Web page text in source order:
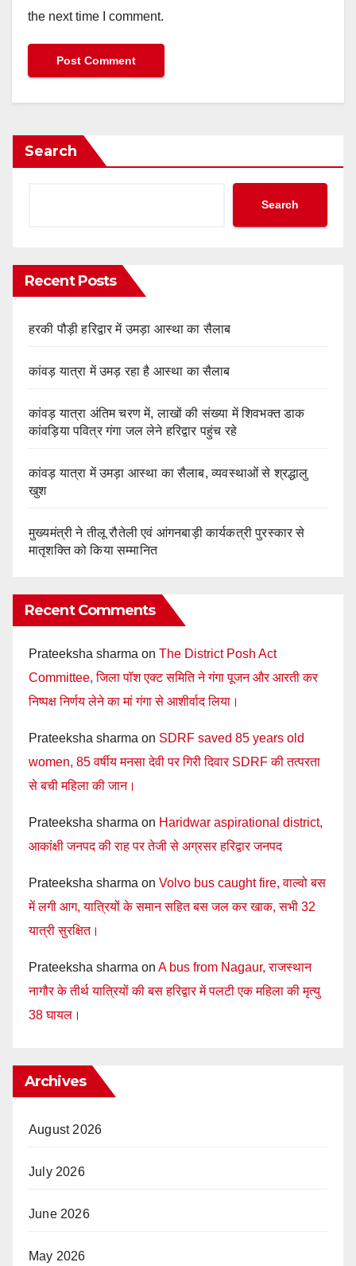
the next time I comment.
Search
Search
Recent Posts
हरकी पौड़ी हरिद्वार में उमड़ा आस्था का सैलाब
कांवड़ यात्रा में उमड़ रहा है आस्था का सैलाब
कांवड़ यात्रा अंतिम चरण में, लाखों की संख्या में शिवभक्त डाक
कांवड़िया पवित्र गंगा जल लेने हरिद्वार पहुंच रहे
कांवड़ यात्रा में उमड़ा आस्था का सैलाब, व्यवस्थाओं से श्रद्धालु
खुश
मुख्यमंत्री ने तीलू रौतेली एवं आंगनबाड़ी कार्यकत्री पुरस्कार से
मातृशक्ति को किया सम्मानित
Recent Comments
Prateeksha sharma on The District Posh Act
Committee, जिला पॉश एक्ट समिति ने गंगा पूजन और आरती कर
निष्पक्ष निर्णय लेने का मां गंगा से आशीर्वाद लिया।
Prateeksha sharma on SDRF saved 85 years old
women, 85 वर्षीय मनसा देवी पर गिरी दिवार SDRF की तत्परता
से बची महिला की जान।
Prateeksha sharma on Haridwar aspirational district,
आकांक्षी जनपद की राह पर तेजी से अग्रसर हरिद्वार जनपद
Prateeksha sharma on Volvo bus caught fire, वाल्वो बस
में लगी आग, यात्रियों के समान सहित बस जल कर खाक, सभी 32
यात्री सुरक्षित।
Prateeksha sharma on A bus from Nagaur, राजस्थान
नागौर के तीर्थ यात्रियों की बस हरिद्वार में पलटी एक महिला की मृत्यु
38 घायल।
Archives
August 2026
July 2026
June 2026
May 2026